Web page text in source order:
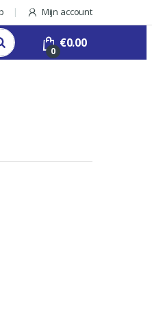
Mijn account
0
€0.00